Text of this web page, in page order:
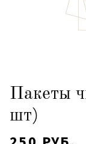
Пакеты
шт)